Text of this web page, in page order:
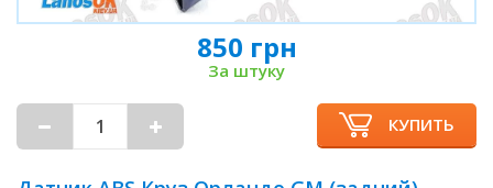
850 грн
За штуку
КУПИТЬ